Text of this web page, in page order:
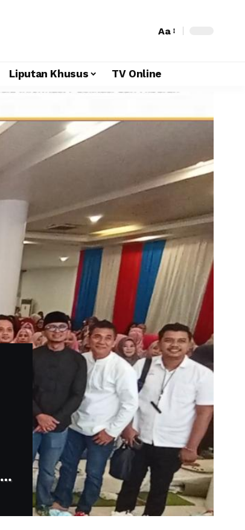
Aa
Liputan Khusus TV Online